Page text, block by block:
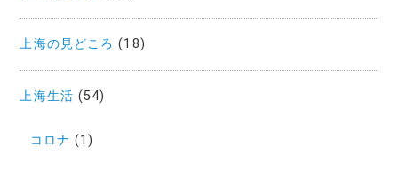
上海の見どころ (18)
上海生活 (54)
コロナ (1)